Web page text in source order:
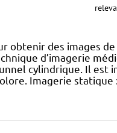
obtenir des images
d’imagerie
cylindrique. Il est
Imagerie statique :